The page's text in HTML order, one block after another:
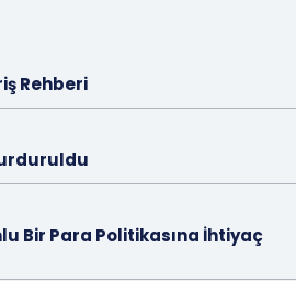
Rehberi
Bir Para Politikasına İhtiyaç